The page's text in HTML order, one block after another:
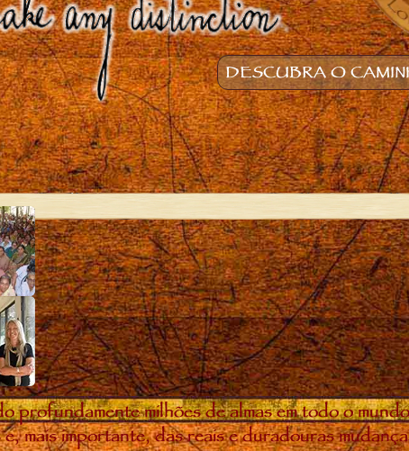
DESCUBRA O
profundamente milhões de almas em todo o
mais importante, das reais e duradouras